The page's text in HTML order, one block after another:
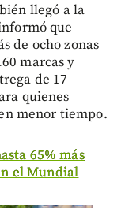
llegó a la
que
de ocho zonas
marcas y
de 17
quienes
menor tiempo.
65% más
el Mundial